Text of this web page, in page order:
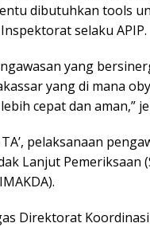
dibutuhkan tools
selaku APIP.
yang
yang di mana
cepat dan aman,”
pelaksanaan
Lanjut Pemeriksaan
Direktorat Koordinasi